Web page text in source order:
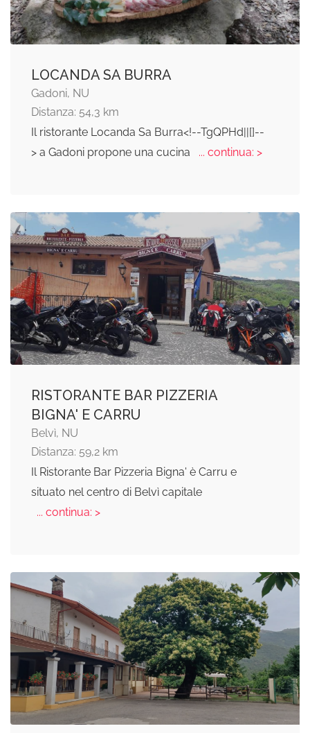
LOCANDA SA BURRA
Gadoni, NU
Distanza: 54,3 km
Il ristorante Locanda Sa Burra<!--TgQPHd||[]--
> a Gadoni propone una cucina
... continua: >
RISTORANTE BAR PIZZERIA
BIGNA' E CARRU
Belvì, NU
Distanza: 59,2 km
Il Ristorante Bar Pizzeria Bigna' è Carru e
situato nel centro di Belvì capitale
... continua: >